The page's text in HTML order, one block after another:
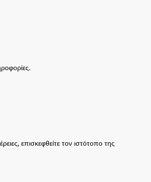
επισκεφθείτε τον ιστότοπο της